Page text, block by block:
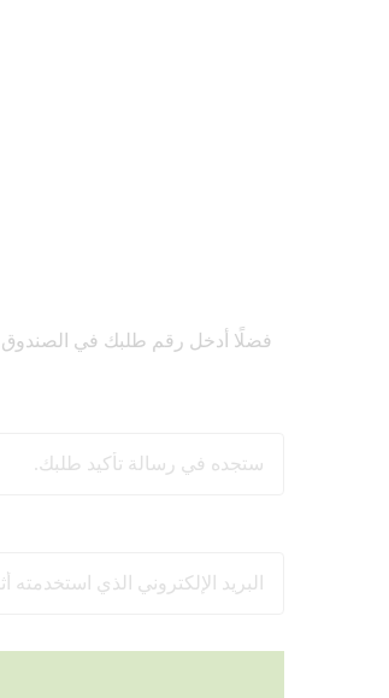
فضلًا أدخل رقم طلبك في الصندوق